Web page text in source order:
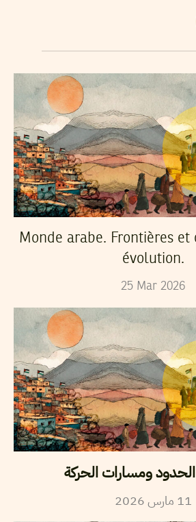
Monde arabe. Frontières
évolution.
25 Mar 2026
الحدود ومسارات الحركة
11 مارس2026